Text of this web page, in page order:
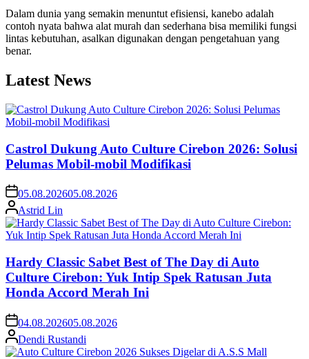
Dalam dunia yang semakin menuntut efisiensi, kanebo adalah
contoh nyata bahwa alat murah dan sederhana bisa memiliki fungsi
lintas kebutuhan, asalkan digunakan dengan pengetahuan yang
benar.
Latest News
Castrol Dukung Auto Culture Cirebon 2026: Solusi
Pelumas Mobil-mobil Modifikasi
05.08.202605.08.2026
Astrid Lin
Hardy Classic Sabet Best of The Day di Auto
Culture Cirebon: Yuk Intip Spek Ratusan Juta
Honda Accord Merah Ini
04.08.202605.08.2026
Dendi Rustandi